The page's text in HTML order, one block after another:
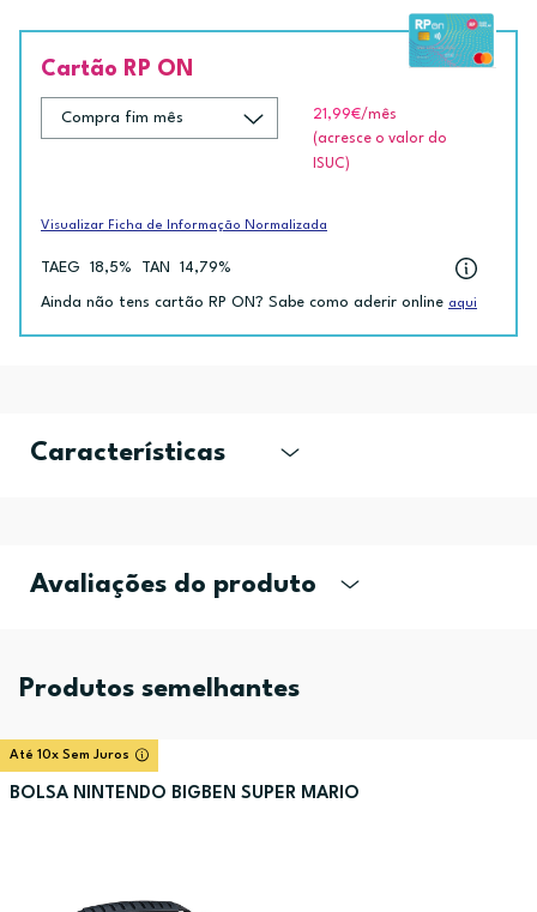
Cartão RP ON
21,99€/mês
(acresce o valor do
ISUC)
Visualizar Ficha de Informação Normalizada
TAEG 18,5% TAN 14,79%
Ainda não tens cartão RP ON? Sabe como aderir online aqui
Características
Avaliações do produto
Produtos semelhantes
Até 10x Sem Juros
BOLSA NINTENDO BIGBEN SUPER MARIO